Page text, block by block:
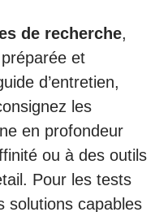
de recherche,
et
d’entretien,
les
en profondeur
ou à des outils
Pour les tests
solutions capables